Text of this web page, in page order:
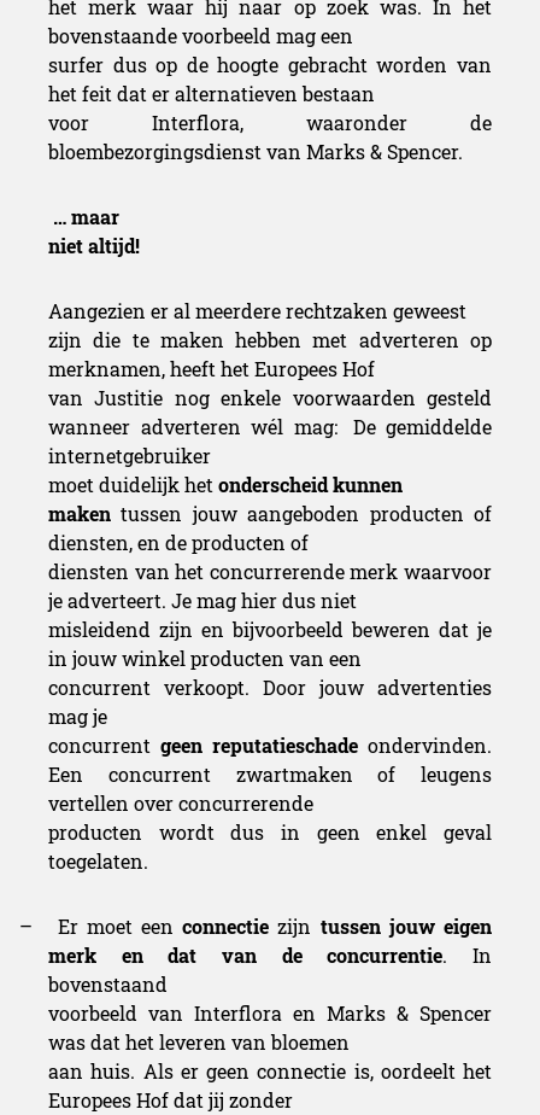
het merk waar hij naar op zoek was. In het
bovenstaande voorbeeld mag een
surfer dus op de hoogte gebracht worden van
het feit dat er alternatieven bestaan
voor Interflora, waaronder de
bloembezorgingsdienst van Marks & Spencer.
… maar
niet altijd!
Aangezien er al meerdere rechtzaken geweest
zijn die te maken hebben met adverteren op
merknamen, heeft het Europees Hof
van Justitie nog enkele voorwaarden gesteld
wanneer adverteren wél mag:
De gemiddelde
internetgebruiker
moet duidelijk hetonderscheid kunnen
maken tussen jouw aangeboden producten of
diensten, en de producten of
diensten van het concurrerende merk waarvoor
je adverteert. Je mag hier dus niet
misleidend zijn en bijvoorbeeld beweren dat je
in jouw winkel producten van een
concurrent verkoopt. Door jouw advertenties
mag je
concurrent geen reputatieschade ondervinden.
Een concurrent zwartmaken of leugens
vertellen over concurrerende
producten wordt dus in geen enkel geval
toegelaten.
– Er moet eenconnectiezijn tussen jouw eigen
merk en dat van de concurrentie. In
bovenstaand
voorbeeld van Interflora en Marks & Spencer
was dat het leveren van bloemen
aan huis. Als er geen connectie is, oordeelt het
Europees Hof dat jij zonder